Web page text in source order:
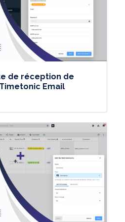
de réception de
Email